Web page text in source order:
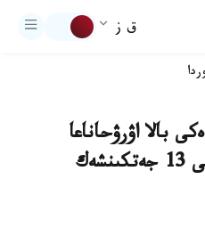
ق ز
بالا اۋرۋحاناعا
جەتكىزىلدى، باس- اياعى 13 جەتكىنشەك